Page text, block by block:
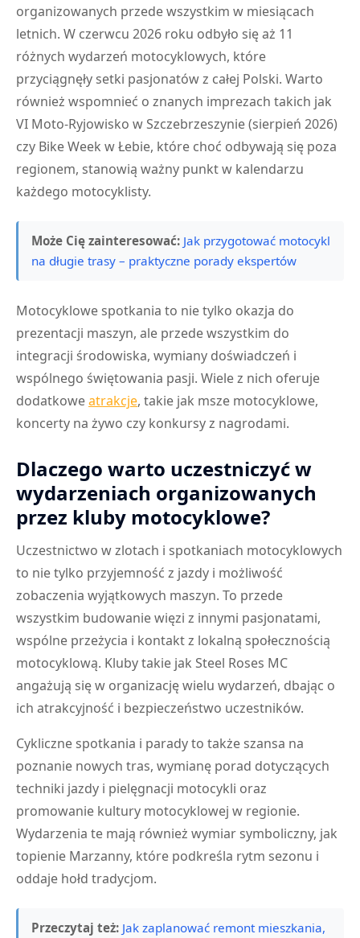
organizowanych przede wszystkim w miesiącach
letnich. W czerwcu 2026 roku odbyło się aż 11
różnych wydarzeń motocyklowych, które
przyciągnęły setki pasjonatów z całej Polski. Warto
również wspomnieć o znanych imprezach takich jak
VI Moto-Ryjowisko w Szczebrzeszynie (sierpień 2026)
czy Bike Week w Łebie, które choć odbywają się poza
regionem, stanowią ważny punkt w kalendarzu
każdego motocyklisty.
Może Cię zainteresować: Jak przygotować motocykl
na długie trasy – praktyczne porady ekspertów
Motocyklowe spotkania to nie tylko okazja do
prezentacji maszyn, ale przede wszystkim do
integracji środowiska, wymiany doświadczeń i
wspólnego świętowania pasji. Wiele z nich oferuje
dodatkoweatrakcje, takie jak msze motocyklowe,
koncerty na żywo czy konkursy z nagrodami.
Dlaczego warto uczestniczyć w
wydarzeniach organizowanych
przez kluby motocyklowe?
Uczestnictwo w zlotach i spotkaniach motocyklowych
to nie tylko przyjemność z jazdy i możliwość
zobaczenia wyjątkowych maszyn. To przede
wszystkim budowanie więzi z innymi pasjonatami,
wspólne przeżycia i kontakt z lokalną społecznością
motocyklową. Kluby takie jak Steel Roses MC
angażują się w organizację wielu wydarzeń, dbając o
ich atrakcyjność i bezpieczeństwo uczestników.
Cykliczne spotkania i parady to także szansa na
poznanie nowych tras, wymianę porad dotyczących
techniki jazdy i pielęgnacji motocykli oraz
promowanie kultury motocyklowej w regionie.
Wydarzenia te mają również wymiar symboliczny, jak
topienie Marzanny, które podkreśla rytm sezonu i
oddaje hołd tradycjom.
Przeczytaj też: Jak zaplanować remont mieszkania,